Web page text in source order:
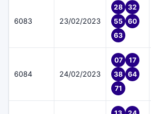
6083 23/02/2023
28
32
55
60
63
6084 24/02/2023
07
17
38
64
71